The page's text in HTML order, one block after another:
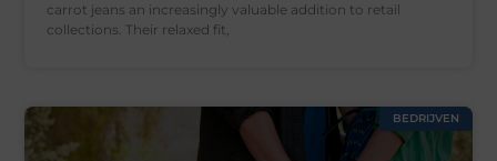
carrot jeans an increasingly valuable addition to retail
collections. Their relaxed fit,
BEDRIJVEN